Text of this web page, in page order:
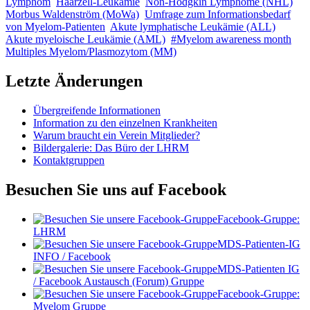
Morbus Waldenström (MoWa) Umfrage zum Informationsbedarf
von Myelom-Patienten Akute lymphatische Leukämie (ALL)
Akute myeloische Leukämie (AML) #Myelom awareness month
Multiples Myelom/Plasmozytom (MM)
Letzte Änderungen
Übergreifende Informationen
Information zu den einzelnen Krankheiten
Warum braucht ein Verein Mitglieder?
Bildergalerie: Das Büro der LHRM
Kontaktgruppen
Besuchen Sie uns auf Facebook
Facebook-Gruppe:
LHRM
MDS-Patienten-IG
INFO / Facebook
MDS-Patienten IG
/ Facebook Austausch (Forum) Gruppe
Facebook-Gruppe:
Myelom Gruppe